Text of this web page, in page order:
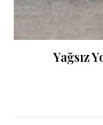
Yağsız